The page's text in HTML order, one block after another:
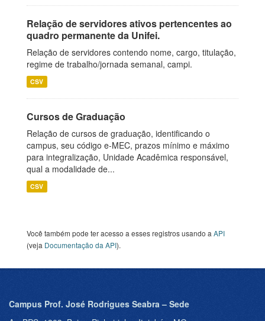
Relação de servidores ativos pertencentes ao
quadro permanente da Unifei.
Relação de servidores contendo nome, cargo, titulação,
regime de trabalho/jornada semanal, campi.
CSV
Cursos de Graduação
Relação de cursos de graduação, identificando o
campus, seu código e-MEC, prazos mínimo e máximo
para integralização, Unidade Acadêmica responsável,
qual a modalidade de...
CSV
Você também pode ter acesso a esses registros usando a API
(veja Documentação da API).
Campus Prof. José Rodrigues Seabra – Sede